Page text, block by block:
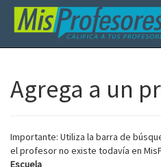
Agrega a un
Importante: Utiliza la barra de
el profesor no existe todavía en
Escuela